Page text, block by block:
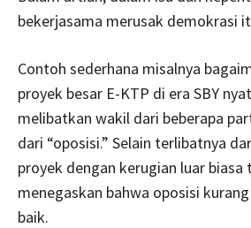
bekerjasama merusak demokrasi
Contoh sederhana misalnya
proyek besar E-KTP di era SBY
melibatkan wakil dari beberapa
dari “oposisi.” Selain terlibatnya
proyek dengan kerugian luar biasa
menegaskan bahwa oposisi
baik.